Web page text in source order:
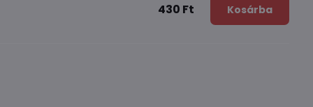
430 Ft Kosárba